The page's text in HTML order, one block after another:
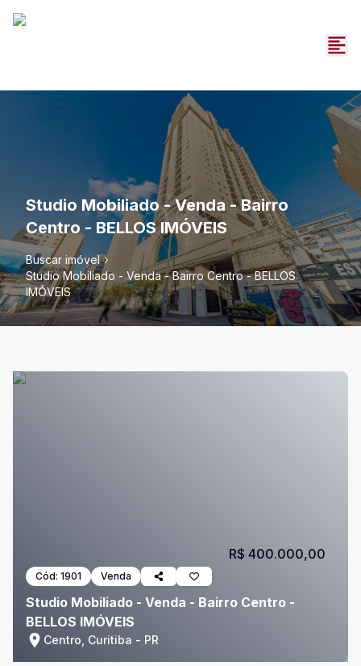
Studio Mobiliado - Venda - Bairro
Centro - BELLOS IMÓVEIS
Buscar imóvel
Studio Mobiliado - Venda - Bairro Centro - BELLOS
IMÓVEIS
Cód: 1901 Venda
Studio Mobiliado - Venda - Bairro Centro -
BELLOS IMÓVEIS
Centro, Curitiba - PR
R$ 400.000,00